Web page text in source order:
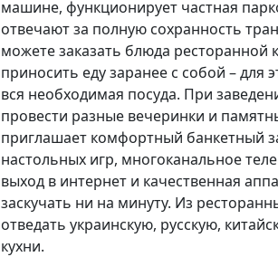
машине, функционирует частная
отвечают за полную сохранность
можете заказать блюда ресторанной
приносить еду заранее с собой – для
вся необходимая посуда. При
провести разные вечеринки и
приглашает комфортный банкетный
настольных игр, многоканальное
выход в интернет и качественная
заскучать ни на минуту. Из
отведать украинскую, русскую,
кухни.